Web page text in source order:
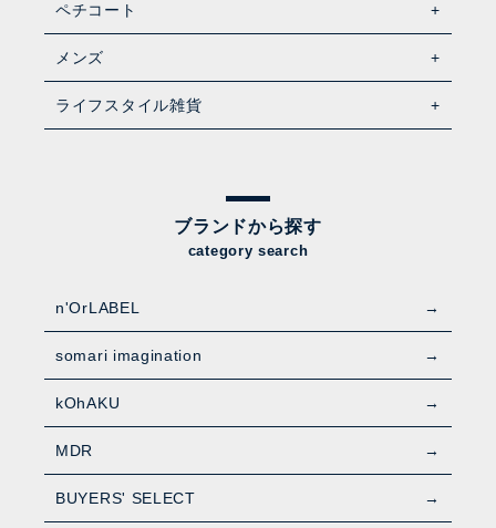
ペチコート
メンズ
ライフスタイル雑貨
ブランドから探す
category search
n'OrLABEL
somari imagination
kOhAKU
MDR
BUYERS' SELECT